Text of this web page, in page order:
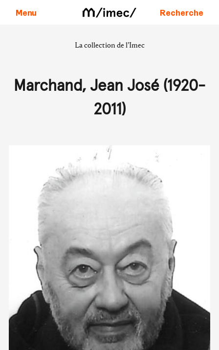
Menu Recherche
La collection de l’Imec
Marchand, Jean José (1920-
2011)